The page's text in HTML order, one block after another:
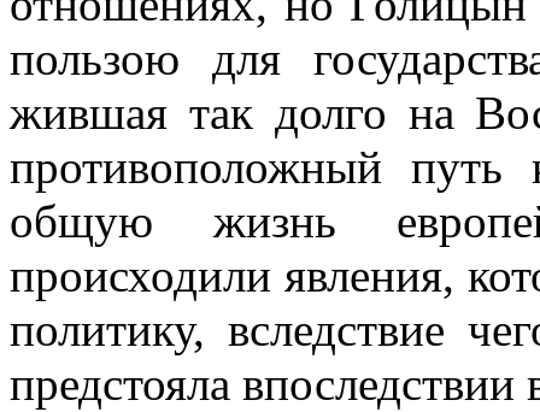
пользою для
жившая так долго на
противоположный путь
общую жизнь
происходили явления,
политику, вследствие
предстояла впоследствии